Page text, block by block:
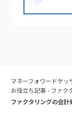
マネーフォワードケッ
お役立ち記事 - ファク
ファクタリングの会